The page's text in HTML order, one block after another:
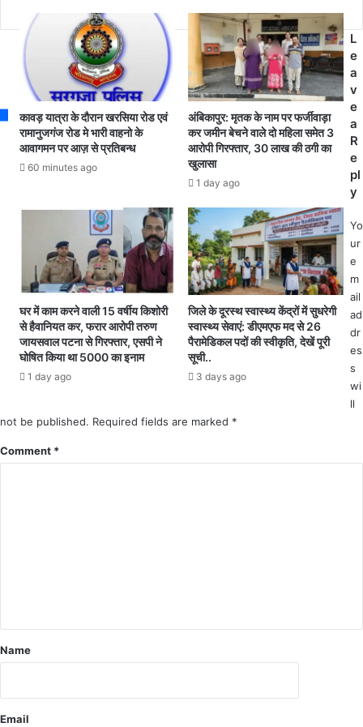
मि
न
रि
मा
को
पॉ
जि
टि
ला
कावड़ यात्रा के दौरान खरसिया रोड एवं
रामानुजगंज रोड मे भारी वाहनो के
आवागमन पर आज़ से प्रतिबन्ध
60 minutes ago
अंबिकापुर: मृतक के नाम पर फर्जीवाड़ा
कर जमीन बेचने वाले दो महिला समेत 3
आरोपी गिरफ्तार, 30 लाख की ठगी का
खुलासा
1 day ago
घर में काम करने वाली 15 वर्षीय किशोरी
से हैवानियत कर, फरार आरोपी तरुण
जायसवाल पटना से गिरफ्तार, एसपी ने
घोषित किया था 5000 का इनाम
1 day ago
जिले के दूरस्थ स्वास्थ्य केंद्रों में सुधरेगी
स्वास्थ्य सेवाएं: डीएमएफ मद से 26
पैरामेडिकल पदों की स्वीकृति, देखें पूरी
सूची..
3 days ago
L
e
a
v
e
a
R
e
pl
y
Yo
ur
e
m
ail
ad
dr
es
s
wi
ll
not be published. Required fields are marked *
Comment *
Name
Email